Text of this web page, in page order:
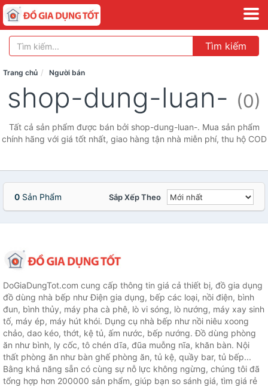
Tìm kiếm
Trang chủ Người bán
shop-dung-luan- (0)
Tất cả sản phẩm được bán bởi shop-dung-luan-. Mua sản phẩm
chính hãng với giá tốt nhất, giao hàng tận nhà miễn phí, thu hộ COD
0 Sản Phẩm Sắp Xếp Theo
DoGiaDungTot.com cung cấp thông tin giá cả thiết bị, đồ gia dụng
đồ dùng nhà bếp như Điện gia dụng, bếp các loại, nồi điện, bình
đun, bình thủy, máy pha cà phê, lò vi sóng, lò nướng, máy xay sinh
tố, máy ép, máy hút khói. Dụng cụ nhà bếp như nồi niêu xoong
chảo, dao kéo, thớt, kệ tủ, ấm nước, bếp nướng. Đồ dùng phòng
ăn như bình, ly cốc, tô chén dĩa, đũa muỗng nĩa, khăn bàn. Nội
thất phòng ăn như bàn ghế phòng ăn, tủ kệ, quầy bar, tủ bếp...
Bằng khả năng sẵn có cùng sự nỗ lực không ngừng, chúng tôi đã
tổng hợp hơn 200000 sản phẩm, giúp bạn so sánh giá, tìm giá rẻ